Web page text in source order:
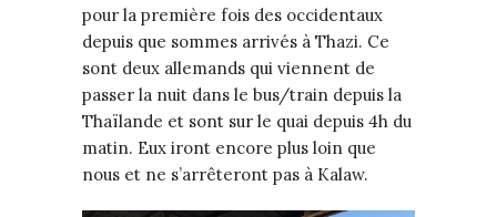
pour la première fois des occidentaux
depuis que sommes arrivés à Thazi. Ce
sont deux allemands qui viennent de
passer la nuit dans le bus/train depuis la
Thaïlande et sont sur le quai depuis 4h du
matin. Eux iront encore plus loin que
nous et ne s’arrêteront pas à Kalaw.